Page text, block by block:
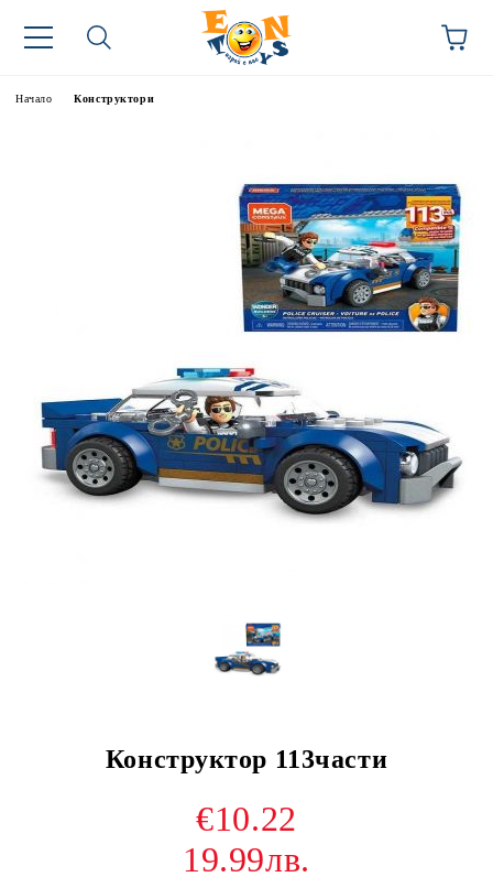
Начало Конструктори
Конструктор 113части
€10.22
19.99лв.